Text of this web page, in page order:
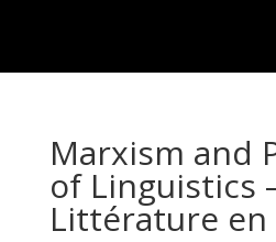
Marxism and
of Linguistics
Littérature en